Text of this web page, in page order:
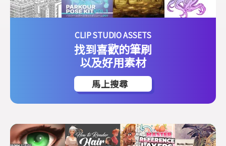
CLIP STUDIO ASSETS
找到喜歡的筆刷
以及好用素材
馬上搜尋